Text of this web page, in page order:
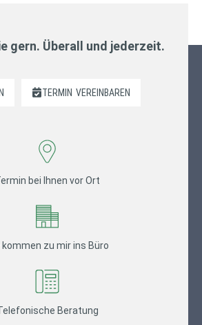
gern. Überall und jederzeit.
TERMIN VEREINBAREN
bei Ihnen vor Ort
kommen zu mir ins Büro
Beratung